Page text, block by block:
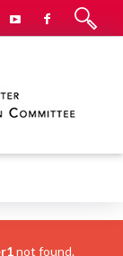
not found.